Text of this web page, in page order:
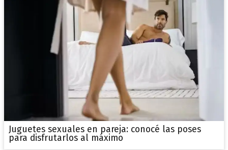
Juguetes sexuales en pareja: conocé las poses
para disfrutarlos al máximo